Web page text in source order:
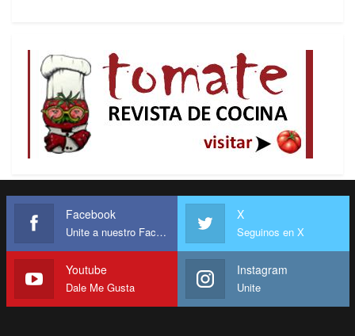
Facebook
Unite a nuestro Facebook
X
Seguinos en X
Youtube
Dale Me Gusta
Instagram
Unite